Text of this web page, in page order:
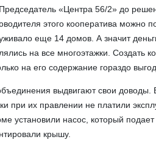
«Центра 56/2» до
этого кооператива можно
еще 14 домов. А значит
на все многоэтажки. Создать
на его содержание гораздо
выдвигают свои доводы.
при их правлении не платили
установили насос, который
крышу.